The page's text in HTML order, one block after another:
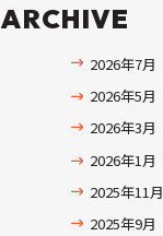
ARCHIVE
2026年7月
2026年5月
2026年3月
2026年1月
2025年11月
2025年9月